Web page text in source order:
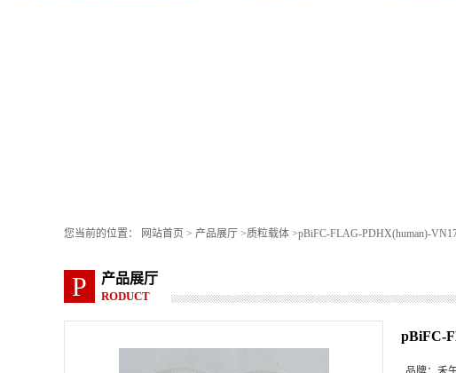
您当前的位置： 网站首页 > 产品展厅 >质粒载体 >pBiFC-FLAG-PDHX(human)-
P 产品展厅
RODUCT
pBiFC-